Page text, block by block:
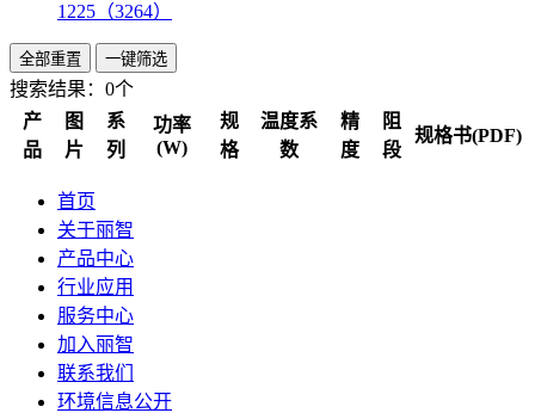
1225（3264）
全部重置 一键筛选
搜索结果： 0个
产
品
图
片
系
列
功率
(W)
规
格
温度系
数
精
度
阻
段
规格书(PDF)
首页
关于丽智
产品中心
行业应用
服务中心
加入丽智
联系我们
环境信息公开